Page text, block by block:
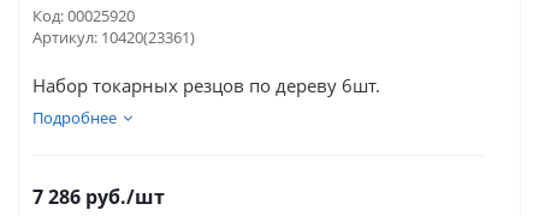
Код:00025920
Артикул: 10420(23361)
Набор токарных резцов по дереву 6шт.
Подробнее
7 286 руб./шт